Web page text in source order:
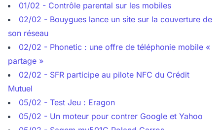
01/02 - Contrôle parental sur les mobiles
02/02 - Bouygues lance un site sur la couverture de
son réseau
02/02 - Phonetic : une offre de téléphonie mobile «
partage »
02/02 - SFR participe au pilote NFC du Crédit
Mutuel
05/02 - Test Jeu : Eragon
05/02 - Un moteur pour contrer Google et Yahoo